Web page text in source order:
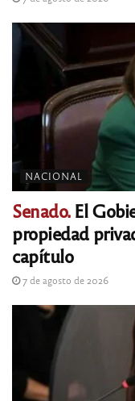
NACIONAL
Senado.El
propiedad
capítulo
7 de agosto de 2026